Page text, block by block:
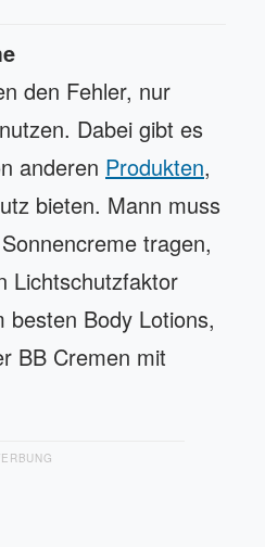
den Fehler, nur
Dabei gibt es
anderen Produkten,
bieten. Mann muss
tragen,
Lichtschutzfaktor
besten Body Lotions,
BB Cremen mit